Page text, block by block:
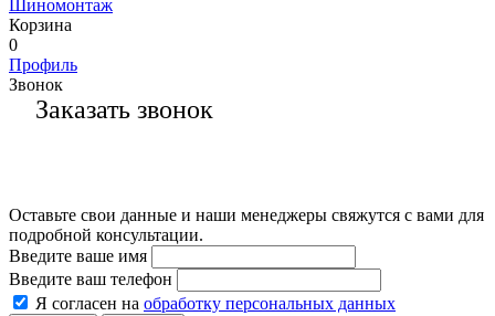
Шиномонтаж
Корзина
0
Профиль
Звонок
Заказать звонок
Оставьте свои данные и наши менеджеры свяжутся с вами для
подробной консультации.
Введите ваше имя
Введите ваш телефон
Я согласен на обработку персональных данных